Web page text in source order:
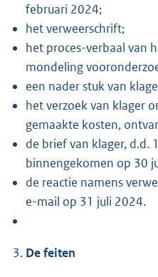
februari 2024;
het verweerschrift;
het proces-verbaal van
mondeling
een nader stuk van
het verzoek van klager
gemaakte kosten,
de brief van klager, d.d.
binnengekomen op 30
de reactie namens
e-mail op 31 juli 2024.
3. De feiten